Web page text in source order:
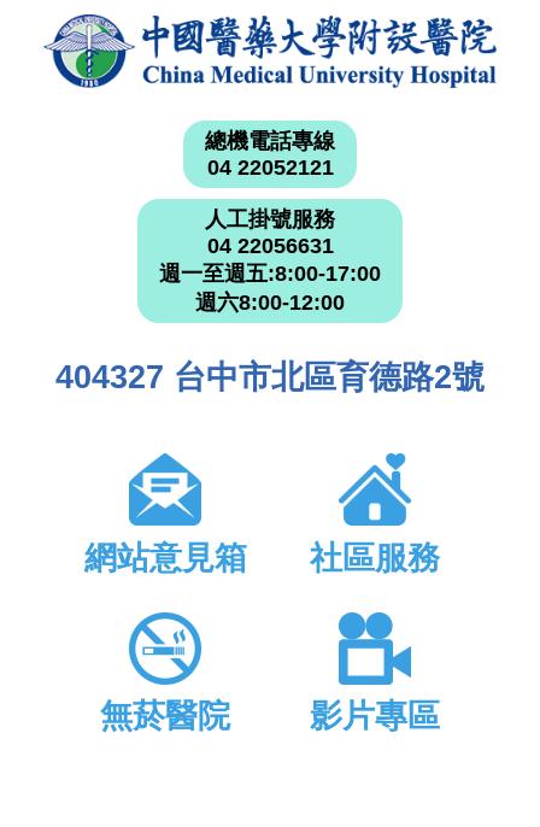
總機電話專線
04 22052121
人工掛號服務
04 22056631
週一至週五:8:00-17:00
週六8:00-12:00
404327 台中市北區育德路2號
網站意見箱 社區服務
無菸醫院 影片專區